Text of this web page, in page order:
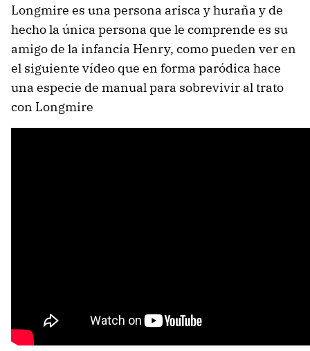
Longmire es una persona arisca y huraña y de
hecho la única persona que le comprende es su
amigo de la infancia Henry, como pueden ver en
el siguiente vídeo que en forma paródica hace
una especie de manual para sobrevivir al trato
con Longmire